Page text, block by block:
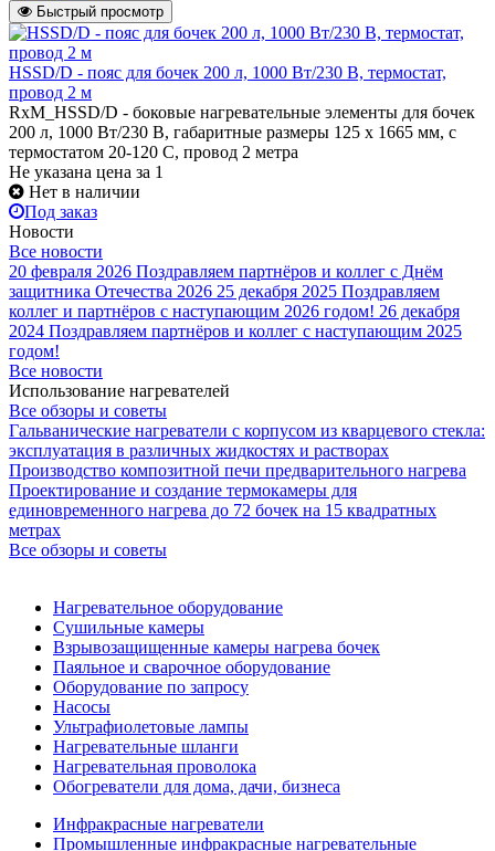
Быстрый просмотр
HSSD/D - пояс для бочек 200 л, 1000 Вт/230 В, термостат,
провод 2 м
RxM_HSSD/D - боковые нагревательные элементы для бочек
200 л, 1000 Вт/230 В, габаритные размеры 125 х 1665 мм, с
термостатом 20-120 С, провод 2 метра
Не указана цена за 1
Нет в наличии
Под заказ
Новости
Все новости
20 февраля 2026 Поздравляем партнёров и коллег с Днём
защитника Отечества 2026 25 декабря 2025 Поздравляем
коллег и партнёров с наступающим 2026 годом! 26 декабря
2024 Поздравляем партнёров и коллег с наступающим 2025
годом!
Все новости
Использование нагревателей
Все обзоры и советы
Гальванические нагреватели с корпусом из кварцевого стекла:
эксплуатация в различных жидкостях и растворах
Производство композитной печи предварительного нагрева
Проектирование и создание термокамеры для
единовременного нагрева до 72 бочек на 15 квадратных
метрах
Все обзоры и советы
Нагревательное оборудование
Сушильные камеры
Взрывозащищенные камеры нагрева бочек
Паяльное и сварочное оборудование
Оборудование по запросу
Насосы
Ультрафиолетовые лампы
Нагревательные шланги
Нагревательная проволока
Обогреватели для дома, дачи, бизнеса
Инфракрасные нагреватели
Промышленные инфракрасные нагревательные